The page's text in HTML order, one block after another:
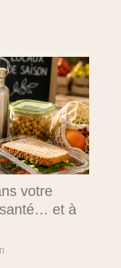
votre
et à